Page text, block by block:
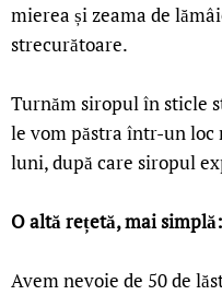
mierea și zeama de
strecurătoare.
Turnăm siropul în sticle
le vom păstra într-un loc
luni, după care siropul
O altă rețetă, mai simplă:
Avem nevoie de 50 de